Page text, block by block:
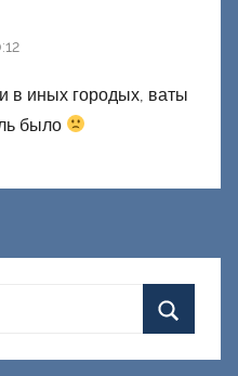
в иных городых, ваты
было